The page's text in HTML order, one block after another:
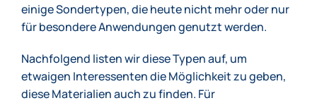
einige Sondertypen, die heute nicht mehr oder nur
für besondere Anwendungen genutzt werden.
Nachfolgend listen wir diese Typen auf, um
etwaigen Interessenten die Möglichkeit zu geben,
diese Materialien auch zu finden. Für